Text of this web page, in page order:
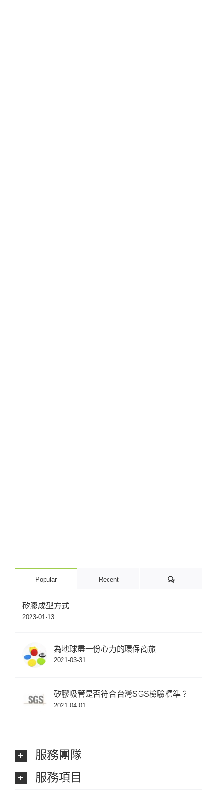
Popular Recent Comments
矽膠成型方式
2023-01-13
為地球盡一份心力的環保商旅
2021-03-31
矽膠吸管是否符合台灣SGS檢驗標準？
2021-04-01
服務團隊
服務項目